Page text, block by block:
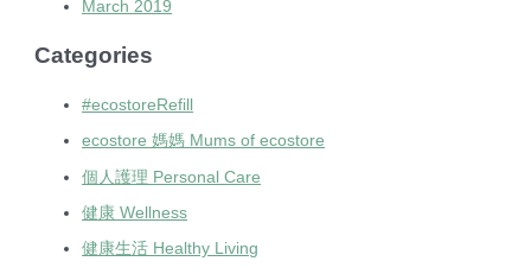
March 2019
Categories
#ecostoreRefill
ecostore 媽媽 Mums of ecostore
個人護理 Personal Care
健康 Wellness
健康生活 Healthy Living